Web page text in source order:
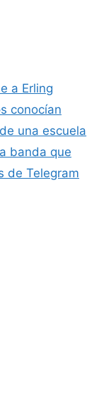
a Erling
conocían
una escuela
banda que
de Telegram